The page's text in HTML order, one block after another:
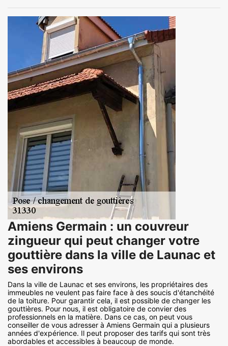
Amiens Germain : un couvreur
zingueur qui peut changer votre
gouttière dans la ville de Launac et
ses environs
Dans la ville de Launac et ses environs, les propriétaires des
immeubles ne veulent pas faire face à des soucis d'étanchéité
de la toiture. Pour garantir cela, il est possible de changer les
gouttières. Pour nous, il est obligatoire de convier des
professionnels en la matière. Dans ce cas, on peut vous
conseiller de vous adresser à Amiens Germain qui a plusieurs
années d'expérience. Il peut proposer des tarifs qui sont très
abordables et accessibles à beaucoup de monde.